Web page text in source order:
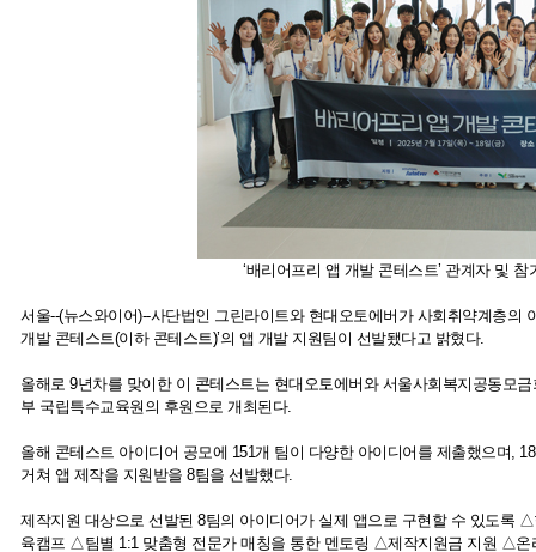
‘배리어프리 앱 개발 콘테스트’ 관계자 및
서울--(뉴스와이어)--사단법인 그린라이트와 현대오토에버가 사회취약계층의
개발 콘테스트(이하 콘테스트)’의 앱 개발 지원팀이 선발됐다고 밝혔다.
올해로 9년차를 맞이한 이 콘테스트는 현대오토에버와 서울사회복지공동모
부 국립특수교육원의 후원으로 개최된다.
올해 콘테스트 아이디어 공모에 151개 팀이 다양한 아이디어를 제출했으며,
거쳐 앱 제작을 지원받을 8팀을 선발했다.
제작지원 대상으로 선발된 8팀의 아이디어가 실제 앱으로 구현할 수 있도록
육캠프 △팀별 1:1 맞춤형 전문가 매칭을 통한 멘토링 △제작지원금 지원 △온